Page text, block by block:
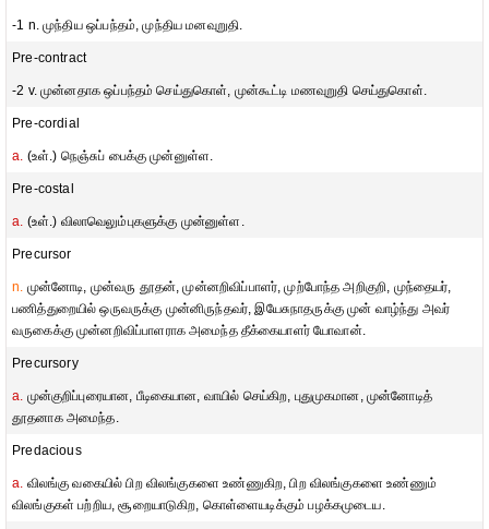
-1 n. முந்திய ஒப்பந்தம், முந்திய மனவுறுதி.
Pre-contract
-2 v. முன்னதாக ஒப்பந்தம் செய்துகொள், முன்கூட்டி மணவுறுதி செய்துகொள்.
Pre-cordial
a. (உள்.) நெஞ்சுப் பைக்கு முன்னுள்ள.
Pre-costal
a. (உள்.) விலாவெலும்புகளுக்கு முன்னுள்ள.
Precursor
n. முன்னோடி, முன்வரு தூதன், முன்னறிவிப்பாளர், முற்போந்த அறிகுறி, முந்தையர்,
பணித்துறையில் ஒருவருக்கு முன்னிருந்தவர், இயேசுநாதருக்கு முன் வாழ்ந்து அவர்
வருகைக்கு முன்னறிவிப்பாளராக அமைந்த தீக்கையாளர் யோவான்.
Precursory
a. முன்குறிப்புரையான, பீடிகையான, வாயில் செய்கிற, புதுமுகமான, முன்னோடித்
தூதனாக அமைந்த.
Predacious
a. விலங்கு வகையில் பிற விலங்குகளை உண்ணுகிற, பிற விலங்குகளை உண்ணும்
விலங்குகள் பற்றிய, சூறையாடுகிற, கொள்ளையடிக்கும் பழக்கமுடைய.